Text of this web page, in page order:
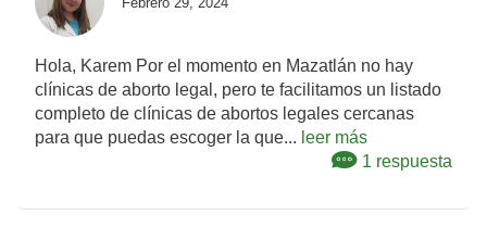
Hola, Karem Por el momento en Mazatlán no hay
clínicas de aborto legal, pero te facilitamos un listado
completo de clínicas de abortos legales cercanas
para que puedas escoger la que... leer más
1 respuesta